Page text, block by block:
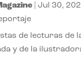
| Jul 30,
de lecturas de
y de la